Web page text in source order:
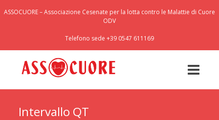
ASSOCUORE – Associazione Cesenate per la lotta contro le Malattie di Cuore
ODV
Telefono sede +39 0547 611169
Intervallo QT